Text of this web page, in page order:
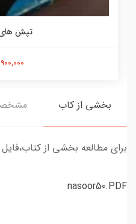
تپش
900,000 تومان
بخشی از کاب
برای مطالعه بخشی از کتاب،فایل
nasoor50.PDF